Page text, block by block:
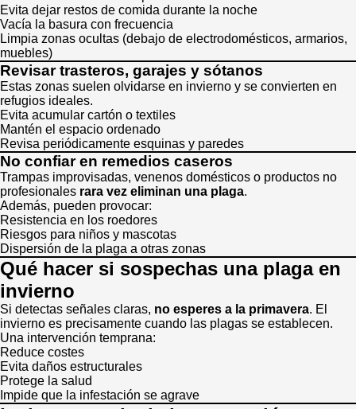
Evita dejar restos de comida durante la noche
Vacía la basura con frecuencia
Limpia zonas ocultas (debajo de electrodomésticos, armarios,
muebles)
Revisar trasteros, garajes y sótanos
Estas zonas suelen olvidarse en invierno y se convierten en
refugios ideales.
Evita acumular cartón o textiles
Mantén el espacio ordenado
Revisa periódicamente esquinas y paredes
No confiar en remedios caseros
Trampas improvisadas, venenos domésticos o productos no
profesionales rara vez eliminan una plaga.
Además, pueden provocar:
Resistencia en los roedores
Riesgos para niños y mascotas
Dispersión de la plaga a otras zonas
Qué hacer si sospechas una plaga en
invierno
Si detectas señales claras, no esperes a la primavera. El
invierno es precisamente cuando las plagas se establecen.
Una intervención temprana:
Reduce costes
Evita daños estructurales
Protege la salud
Impide que la infestación se agrave